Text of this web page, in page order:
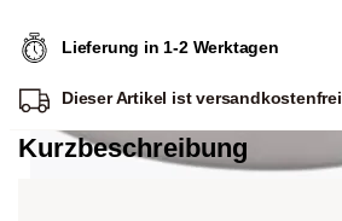
Lieferung in 1-2 Werktagen
Dieser Artikel istversandkostenfrei
Kurzbeschreibung